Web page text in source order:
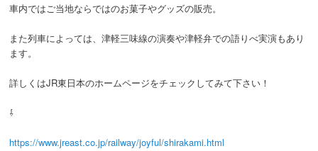
車内ではご当地ならではのお菓子やグッズの販売。
また列車によっては、津軽三味線の演奏や津軽弁での語りべ実演もあり
ます。
詳しくはJR東日本のホームページをチェックしてみて下さい！
⇩
https://www.jreast.co.jp/railway/joyful/shirakami.html